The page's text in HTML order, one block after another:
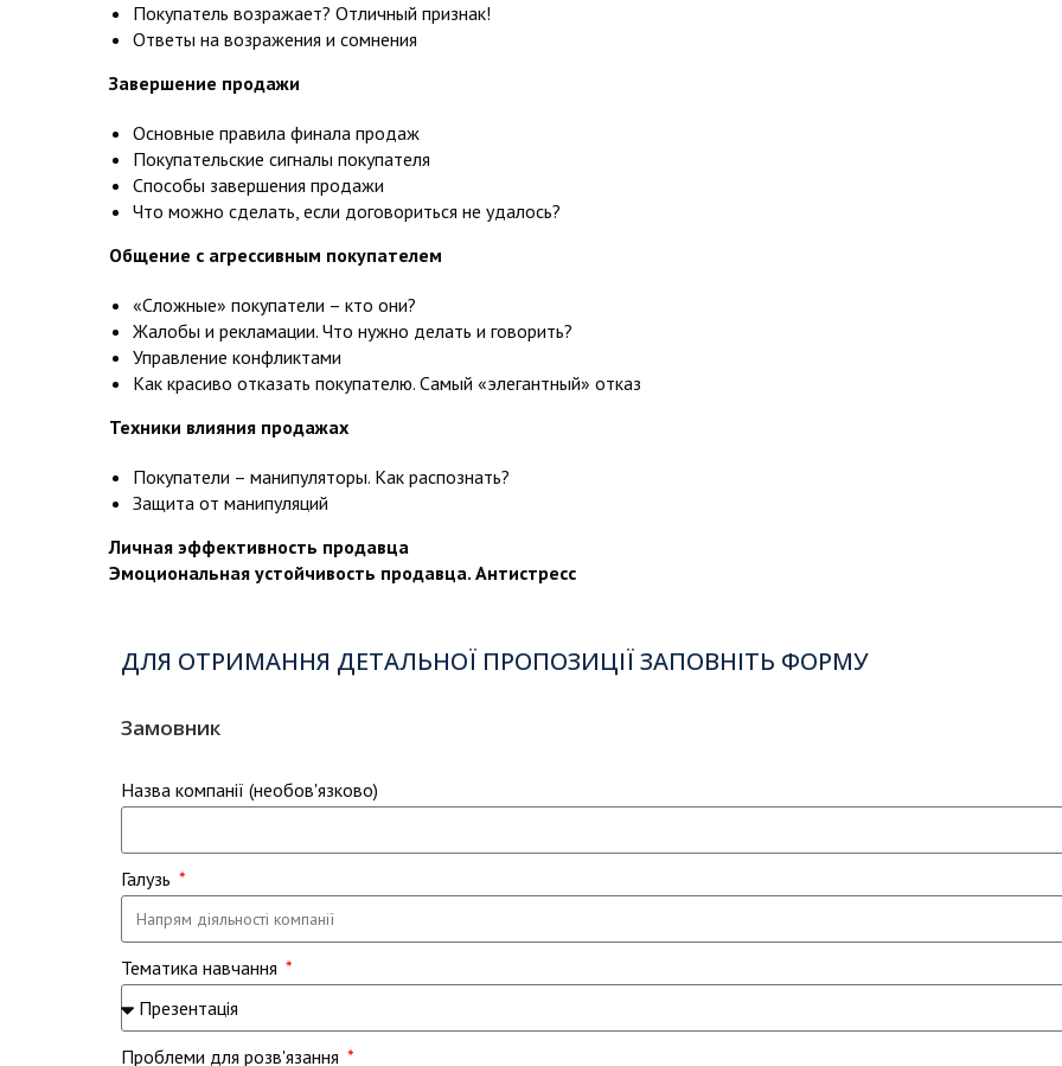
Покупатель возражает? Отличный признак!
Ответы на возражения и сомнения
Завершение продажи
Основные правила финала продаж
Покупательские сигналы покупателя
Способы завершения продажи
Что можно сделать, если договориться не удалось?
Общение с агрессивным покупателем
«Сложные» покупатели – кто они?
Жалобы и рекламации. Что нужно делать и говорить?
Управление конфликтами
Как красиво отказать покупателю. Самый «элегантный» отказ
Техники влияния продажах
Покупатели – манипуляторы. Как распознать?
Защита от манипуляций
Личная эффективность продавца
Эмоциональная устойчивость продавца. Антистресс
ДЛЯ ОТРИМАННЯ ДЕТАЛЬНОЇ ПРОПОЗИЦІЇ ЗАПОВНІТЬ ФОРМУ
Замовник
Назва компанії (необов'язково)
Галузь
Тематика навчання
Проблеми для розв'язання